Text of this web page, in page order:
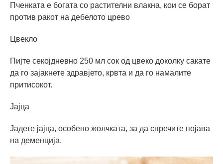
Пченката е богата со растителни влакна, кои се борат
против ракот на дебелото црево
Цвекло
Пијте секојдневно 250 мл сок од цвеко доколку сакате
да го зајакнете здравјето, крвта и да го намалите
притисокот.
Јајца
Јадете јајца, особено жолчката, за да спречите појава
на деменција.